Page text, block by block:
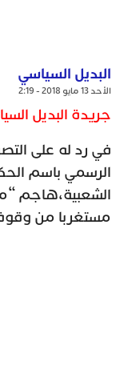
البديل السياسي
الأحد 13 مايو 2018 - 2:19
جريدة البديل
في رد له على
الرسمي باسم
الشعبية،هاجم
مستغربا من